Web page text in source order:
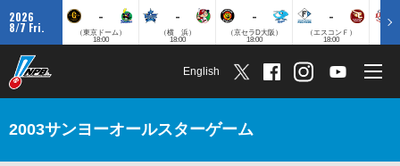
2026
8/7 Fri.
-
（東京ドーム）
18:00
-
（横 浜）
18:00
-
（京セラD大阪）
18:00
-
（エスコンＦ）
18:00
English
2003サンヨーオールスターゲーム